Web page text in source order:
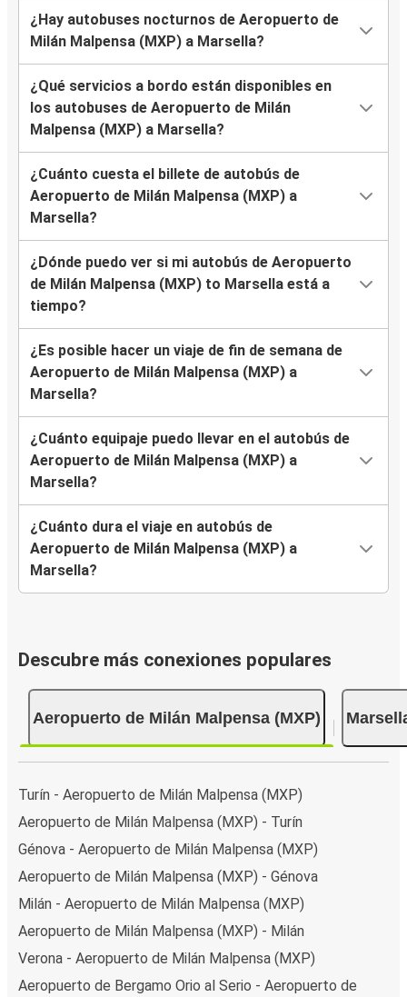
¿Hay autobuses nocturnos de Aeropuerto de
Milán Malpensa (MXP) a Marsella?
¿Qué servicios a bordo están disponibles en
los autobuses de Aeropuerto de Milán
Malpensa (MXP) a Marsella?
¿Cuánto cuesta el billete de autobús de
Aeropuerto de Milán Malpensa (MXP) a
Marsella?
¿Dónde puedo ver si mi autobús de Aeropuerto
de Milán Malpensa (MXP) to Marsella está a
tiempo?
¿Es posible hacer un viaje de fin de semana de
Aeropuerto de Milán Malpensa (MXP) a
Marsella?
¿Cuánto equipaje puedo llevar en el autobús de
Aeropuerto de Milán Malpensa (MXP) a
Marsella?
¿Cuánto dura el viaje en autobús de
Aeropuerto de Milán Malpensa (MXP) a
Marsella?
Descubre más conexiones populares
Aeropuerto de Milán Malpensa (MXP)
Turín - Aeropuerto de Milán Malpensa (MXP)
Aeropuerto de Milán Malpensa (MXP) - Turín
Génova - Aeropuerto de Milán Malpensa (MXP)
Aeropuerto de Milán Malpensa (MXP) - Génova
Milán - Aeropuerto de Milán Malpensa (MXP)
Aeropuerto de Milán Malpensa (MXP) - Milán
Verona - Aeropuerto de Milán Malpensa (MXP)
Aeropuerto de Bergamo Orio al Serio - Aeropuerto de